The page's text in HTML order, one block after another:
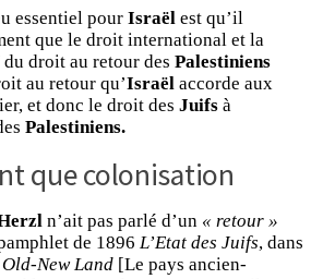
essentiel pour Israël est qu’il
que le droit international et la
du droit au retour des Palestiniens
au retour qu’Israël accorde aux
et donc le droit des Juifs à
Palestiniens.
que colonisation
n’ait pas parlé d’un « retour »
de 1896 L’Etat des Juifs, dans
Old-New Land [Le pays ancien-